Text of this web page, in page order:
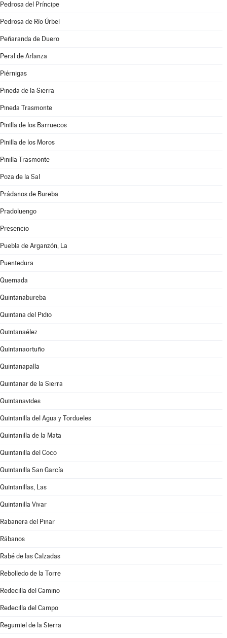
Pedrosa del Príncipe
Pedrosa de Río Úrbel
Peñaranda de Duero
Peral de Arlanza
Piérnigas
Pineda de la Sierra
Pineda Trasmonte
Pinilla de los Barruecos
Pinilla de los Moros
Pinilla Trasmonte
Poza de la Sal
Prádanos de Bureba
Pradoluengo
Presencio
Puebla de Arganzón, La
Puentedura
Quemada
Quintanabureba
Quintana del Pidio
Quintanaélez
Quintanaortuño
Quintanapalla
Quintanar de la Sierra
Quintanavides
Quintanilla del Agua y Tordueles
Quintanilla de la Mata
Quintanilla del Coco
Quintanilla San García
Quintanillas, Las
Quintanilla Vivar
Rabanera del Pinar
Rábanos
Rabé de las Calzadas
Rebolledo de la Torre
Redecilla del Camino
Redecilla del Campo
Regumiel de la Sierra